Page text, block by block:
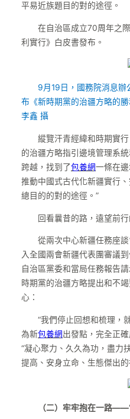
平易近族題目的對的途徑。
在自治區成立70周年之
利實行》白皮書發布。
9月19日，國務院消息辦
布《新時期黨的治疆方略的
李鑫 攝
縱覽汗青經緯和時期實
的治疆方略指引邊境管理系
跨越，找到了包養網一條在
推動中國式古代化新疆實行
總目的的對的途徑。”
回看曩昔的路，遠望前行
從兩次中心新疆任務座
入全國兩會新疆代表團審議
自治區黨委和當局任務報告
時期黨的治疆方略提出和不
心：
“我們停止回想和梳理，
為新包養網出發點，完全正
“凝心聚力、久久為功，盡力
提高、安身立命、生態傑出的
（二）牢牢抱在一路